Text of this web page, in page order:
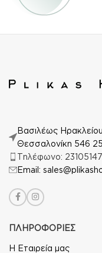
Βασιλέως
Θεσσαλονίκη 546 25
Τηλέφωνο:
Email:
ΠΛΗΡΟΦΟΡΙΕΣ
Η Εταιρεία μας